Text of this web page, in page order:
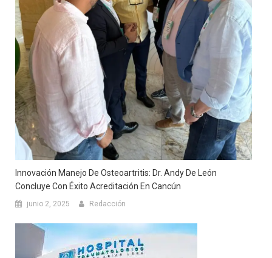
Innovación Manejo De Osteoartritis: Dr. Andy De León
Concluye Con Éxito Acreditación En Cancún
junio 2, 2025 Redacción